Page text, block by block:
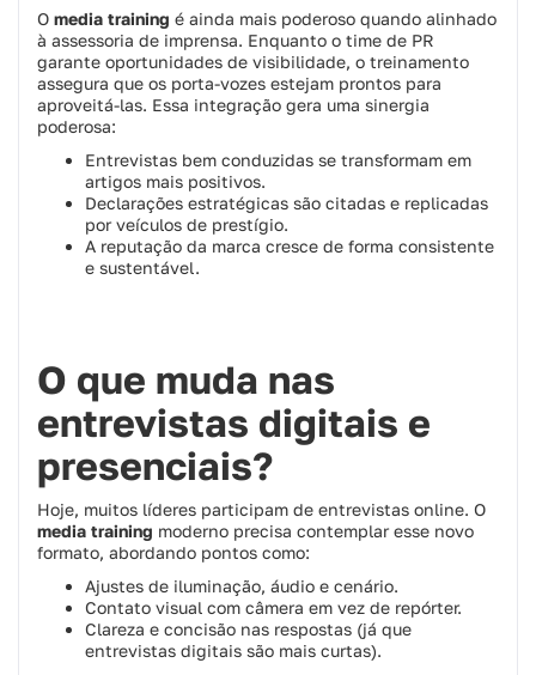
O media training é ainda mais poderoso quando alinhado
à assessoria de imprensa. Enquanto o time de PR
garante oportunidades de visibilidade, o treinamento
assegura que os porta-vozes estejam prontos para
aproveitá-las. Essa integração gera uma sinergia
poderosa:
Entrevistas bem conduzidas se transformam em
artigos mais positivos.
Declarações estratégicas são citadas e replicadas
por veículos de prestígio.
A reputação da marca cresce de forma consistente
e sustentável.
O que muda nas
entrevistas digitais e
presenciais?
Hoje, muitos líderes participam de entrevistas online. O
media training moderno precisa contemplar esse novo
formato, abordando pontos como:
Ajustes de iluminação, áudio e cenário.
Contato visual com câmera em vez de repórter.
Clareza e concisão nas respostas (já que
entrevistas digitais são mais curtas).